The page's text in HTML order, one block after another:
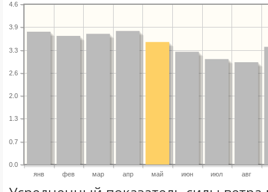
янв фев мар апр май июн июл авг
0.0
0.7
1.3
2.0
2.6
3.3
3.9
4.6